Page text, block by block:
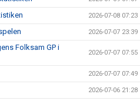
2026-07-08 07:23
2026-07-07 23:39
Folksam GP i
2026-07-07 07:55
2026-07-07 07:49
2026-07-06 21:28